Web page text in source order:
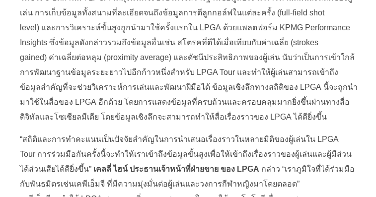
เล่น การเก็บข้อมูลทั้งสนามที่ละเอียดจนถึงข้อมูลการตีลูกกอล์ฟในแต่ละครั้ง (full-field shot
level) และการวิเคราะห์ขั้นสูงถูกนำมาใช้ครั้งแรกใน LPGA ด้วยแพลตฟอร์ม KPMG Performance
Insights ซึ่งข้อมูลดังกล่าวรวมถึงข้อมูลอื่นเช่น สโตรคที่ตีได้เมื่อเทียบกับค่าเฉลี่ย (strokes
gained) ค่าเฉลี่ยต่อหลุม (proximity average) และดัชนีประสิทธิภาพของผู้เล่น นับว่าเป็นการเข้าใกล้
การพัฒนาฐานข้อมูลระยะยาวไปอีกก้าวหนึ่งสำหรับ LPGA Tour และทำให้ผู้เล่นสามารถเข้าถึง
ข้อมูลสำคัญที่จะช่วยวิเคราะห์การเล่นและพัฒนาฝีมือได้ ข้อมูลเชิงลึกทางสถิติของ LPGA นี้จะถูกนำ
มาใช้ในสื่อของ LPGA อีกด้วย โดยการแสดงข้อมูลที่ครบถ้วนและครอบคลุมมากยิ่งขึ้นผ่านทางสื่อ
ดิจิทัลและโซเชียลมีเดีย โดยข้อมูลเชิงลึกจะสามารถทำให้สื่อเรื่องราวของ LPGA ได้ดียิ่งขึ้น
“สถิติและการทำคะแนนเป็นปัจจัยสำคัญในการนำเสนอเรื่องราวในหลายมิติของผู้เล่นใน LPGA
Tour การร่วมมือกันครั้งนี้จะทำให้เราเข้าถึงข้อมูลขั้นสูงเพื่อให้เข้าถึงเรื่องราวของผู้เล่นและผู้มีส่วน
ได้ส่วนเสียได้ดียิ่งขึ้น” เคลลี่ ไฮน์ ประธานเจ้าหน้าที่ฝ่ายขาย ของ LPGA กล่าว “เราภูมิใจที่ได้ร่วมมือ
กับพันธมิตรเช่นเคพีเอ็มจี ที่มีความมุ่งมั่นต่อผู้เล่นและวงการกีฬาหญิงมาโดยตลอด”